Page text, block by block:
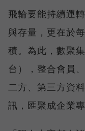
飛輪要能持續運
與存量，更在於
積。為此，數聚
台），整合會員
二方、第三方資
訊，匯聚成企業